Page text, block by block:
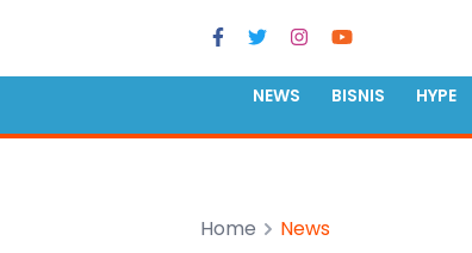
NEWS BISNIS HYPE
Home News